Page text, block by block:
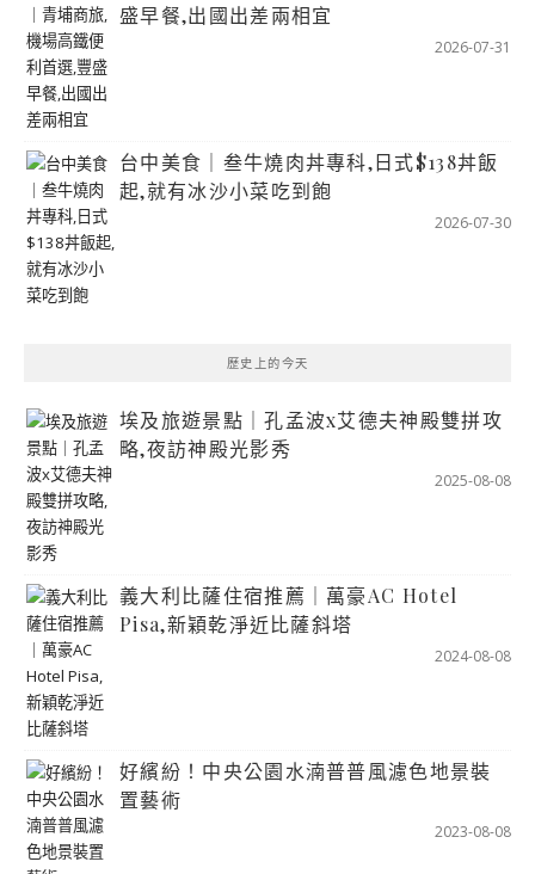
盛早餐,出國出差兩相宜
2026-07-31
台中美食｜叁牛燒肉丼專科,日式$138丼飯
起,就有冰沙小菜吃到飽
2026-07-30
歷史上的今天
埃及旅遊景點｜孔孟波x艾德夫神殿雙拼攻
略,夜訪神殿光影秀
2025-08-08
義大利比薩住宿推薦｜萬豪AC Hotel
Pisa,新穎乾淨近比薩斜塔
2024-08-08
好繽紛！中央公園水湳普普風濾色地景裝
置藝術
2023-08-08